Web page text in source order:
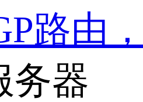
路由
务器